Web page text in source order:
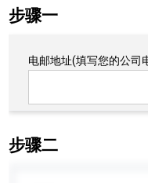
步骤一
电邮地址(填写您的公司
步骤二